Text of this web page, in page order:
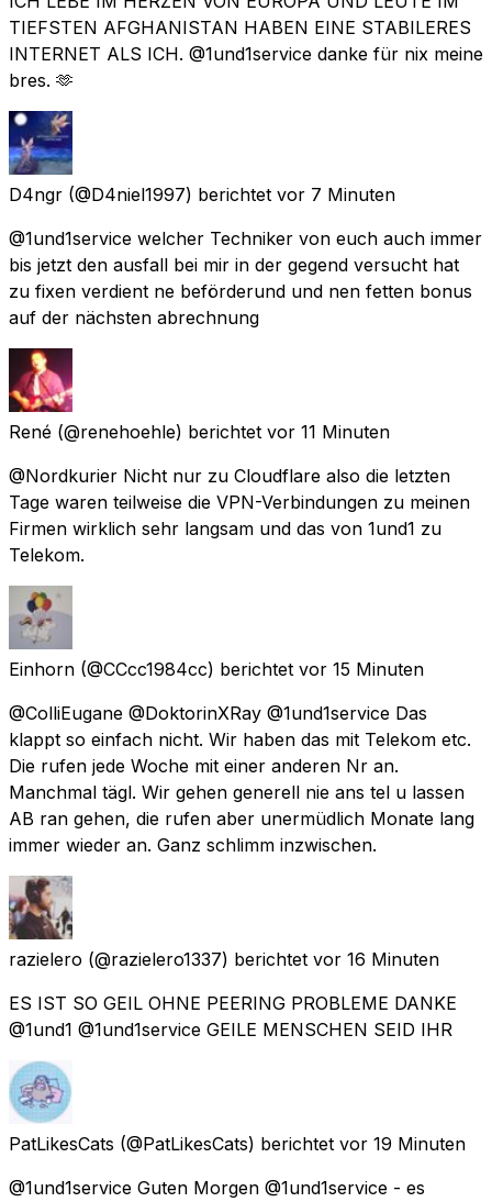
TIEFSTEN AFGHANISTAN HABEN EINE STABILERES
INTERNET ALS ICH. @1und1service danke für nix meine
bres. 🫶
D4ngr (@D4niel1997) berichtet vor 7 Minuten
@1und1service welcher Techniker von euch auch immer
bis jetzt den ausfall bei mir in der gegend versucht hat
zu fixen verdient ne beförderund und nen fetten bonus
auf der nächsten abrechnung
René (@renehoehle) berichtet vor 11 Minuten
@Nordkurier Nicht nur zu Cloudflare also die letzten
Tage waren teilweise die VPN-Verbindungen zu meinen
Firmen wirklich sehr langsam und das von 1und1 zu
Telekom.
Einhorn (@CCcc1984cc) berichtet vor 15 Minuten
@ColliEugane @DoktorinXRay @1und1service Das
klappt so einfach nicht. Wir haben das mit Telekom etc.
Die rufen jede Woche mit einer anderen Nr an.
Manchmal tägl. Wir gehen generell nie ans tel u lassen
AB ran gehen, die rufen aber unermüdlich Monate lang
immer wieder an. Ganz schlimm inzwischen.
razielero (@razielero1337) berichtet vor 16 Minuten
ES IST SO GEIL OHNE PEERING PROBLEME DANKE
@1und1 @1und1service GEILE MENSCHEN SEID IHR
PatLikesCats (@PatLikesCats) berichtet vor 19 Minuten
@1und1service Guten Morgen @1und1service - es